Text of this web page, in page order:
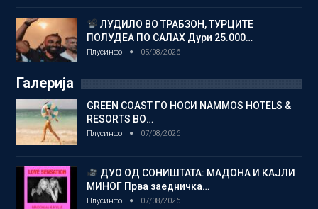
ЛУДИЛО ВО ТРАБЗОН, ТУРЦИТЕ
ПОЛУДЕА ПО САЛАХ Дури 25.000…
Плусинфо 05/08/2026
Галерија
GREEN COAST ГО НОСИ NAMMOS HOTELS &
RESORTS ВО…
Плусинфо 07/08/2026
ДУО ОД СОНИШТАТА: МАДОНА И КАЈЛИ
МИНОГ Прва заедничка…
Плусинфо 07/08/2026